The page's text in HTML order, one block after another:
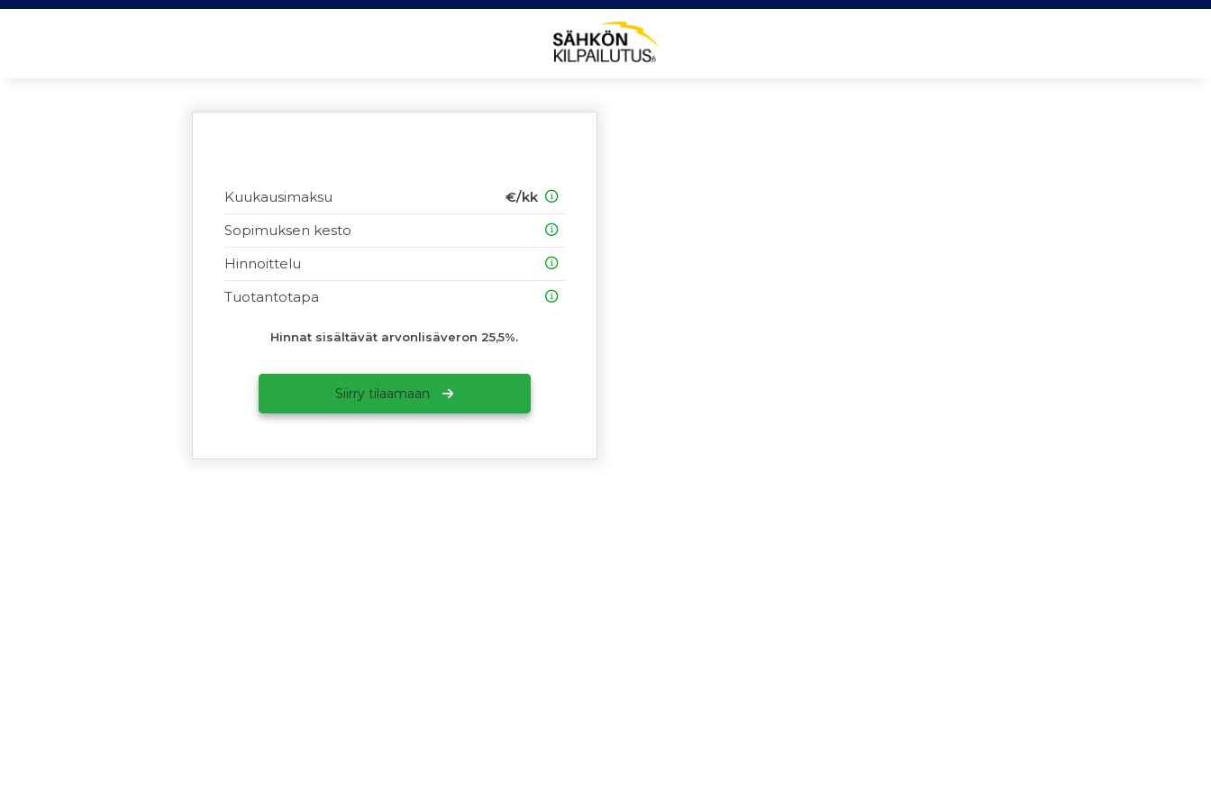
Kuukausimaksu
€/kk
Sopimuksen kesto
Hinnoittelu
Tuotantotapa
Hinnat sisältävät arvonlisäveron 25,5%.
Siirry tilaamaan